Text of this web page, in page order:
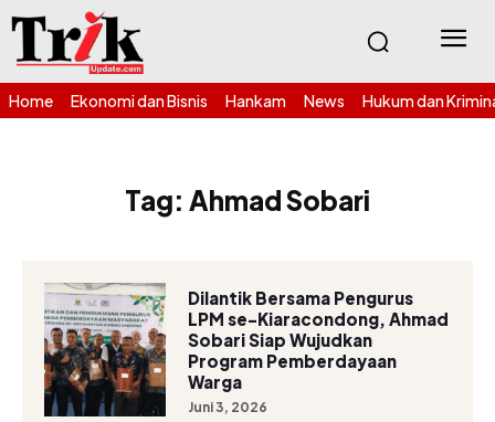
Home Ekonomi dan Bisnis Hankam News Hukum dan
Tag: Ahmad Sobari
Dilantik Bersama Pengurus
LPM se-Kiaracondong, Ahmad
Sobari Siap Wujudkan
Program Pemberdayaan
Warga
Juni 3, 2026